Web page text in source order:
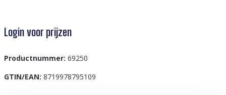
Login voor prijzen
Productnummer: 69250
GTIN/EAN: 8719978795109